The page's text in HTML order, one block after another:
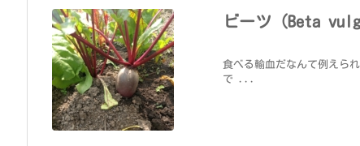
ビーツ（Beta
食べる輸血だなんて例えら
で ...